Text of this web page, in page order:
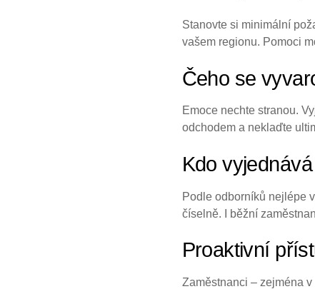
Stanovte si minimální
vašem regionu. Pomoci
Čeho se
Emoce nechte stranou.
odchodem a neklaďte
Kdo
Podle odborníků nejlépe
číselně. I běžní
Proaktivní
Zaměstnanci – zejména